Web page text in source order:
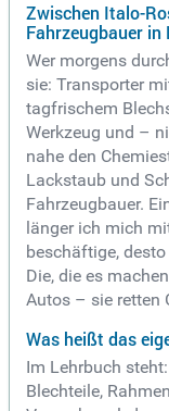
Zwischen Italo-
Fahrzeugbauer
Wer morgens
sie: Transporter
tagfrischem
Werkzeug und –
nahe den
Lackstaub und
Fahrzeugbauer.
länger ich mich
beschäftige,
Die, die es
Autos – sie retten
Was heißt das
Im Lehrbuch
Blechteile,